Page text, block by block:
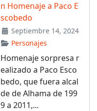
n Homenaje a Paco E
scobedo
Septiembre 14, 2024
Personajes
Homenaje sorpresa r
ealizado a Paco Esco
bedo, que fuera alcal
de de Alhama de 199
9 a 2011,...